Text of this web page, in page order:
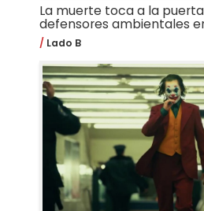
La muerte toca a la
defensores ambientales
Lado B